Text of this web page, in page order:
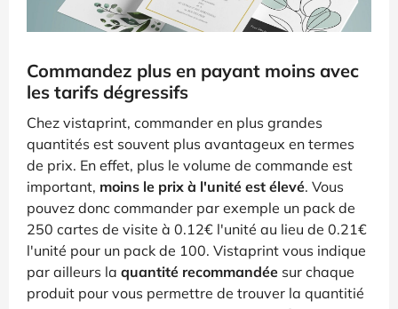
Commandez plus en payant moins avec
les tarifs dégressifs
Chez vistaprint, commander en plus grandes
quantités est souvent plus avantageux en termes
de prix. En effet, plus le volume de commande est
important, moins le prix à l'unité est élevé. Vous
pouvez donc commander par exemple un pack de
250 cartes de visite à 0.12€ l'unité au lieu de 0.21€
l'unité pour un pack de 100. Vistaprint vous indique
par ailleurs la quantité recommandée sur chaque
produit pour vous permettre de trouver la quantitié